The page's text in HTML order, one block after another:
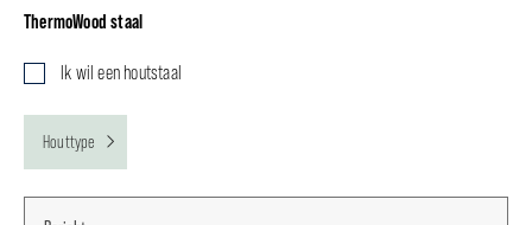
ThermoWood staal
Ik wil een houtstaal
Houttype